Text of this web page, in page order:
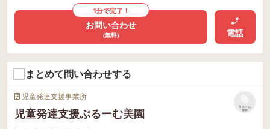
1分で完了！
お問い合わせ
(無料) 電話
まとめて問い合わせする
児童発達支援事業所
児童発達支援ぶるーむ美園
リストに
保存